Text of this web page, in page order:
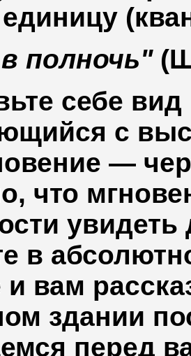
полночь"
себе
с
—
что
увидеть
в
вам
здании
перед